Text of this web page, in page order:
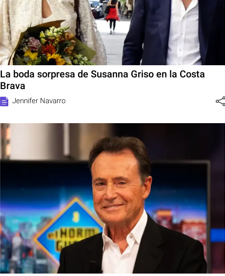
La boda sorpresa de Susanna Griso en la Costa
Brava
Jennifer Navarro